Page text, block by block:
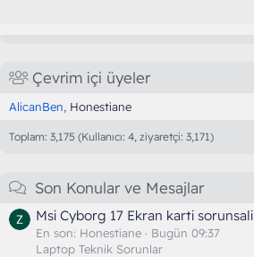
Çevrim içi üyeler
AlicanBen Honestiane
Toplam: 3,175 (Kullanıcı: 4, ziyaretçi: 3,171)
Son Konular ve Mesajlar
Msi Cyborg 17 Ekran karti sorunsali
En son: Honestiane
Bugün 09:37
Laptop Teknik Sorunlar